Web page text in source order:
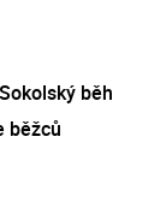
běh
běžců